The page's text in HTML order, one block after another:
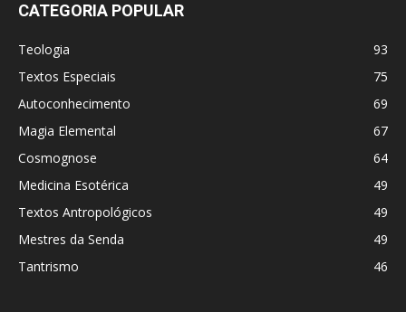
CATEGORIA POPULAR
Teologia
93
Textos Especiais
75
Autoconhecimento
69
Magia Elemental
67
Cosmognose
64
Medicina Esotérica
49
Textos Antropológicos
49
Mestres da Senda
49
Tantrismo
46